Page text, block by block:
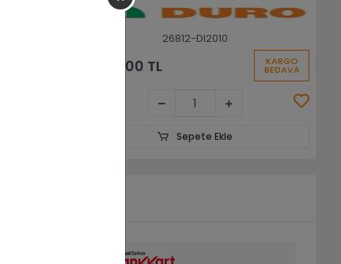
26914-261114-BL780-MAX
22.844,80 TL KARGO
BEDAVA
Sepete Ekle